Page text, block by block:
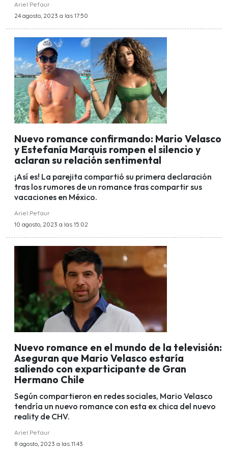
Ariel Pefaur
24 agosto, 2023 a las 17:50
Nuevo romance confirmando: Mario Velasco
y Estefanía Marquis rompen el silencio y
aclaran su relación sentimental
¡Así es! La parejita compartió su primera declaración
tras los rumores de un romance tras compartir sus
vacaciones en México.
Ariel Pefaur
10 agosto, 2023 a las 15:02
Nuevo romance en el mundo de la televisión:
Aseguran que Mario Velasco estaría
saliendo con exparticipante de Gran
Hermano Chile
Según compartieron en redes sociales, Mario Velasco
tendría un nuevo romance con esta ex chica del nuevo
reality de CHV.
Ariel Pefaur
8 agosto, 2023 a las 11:43